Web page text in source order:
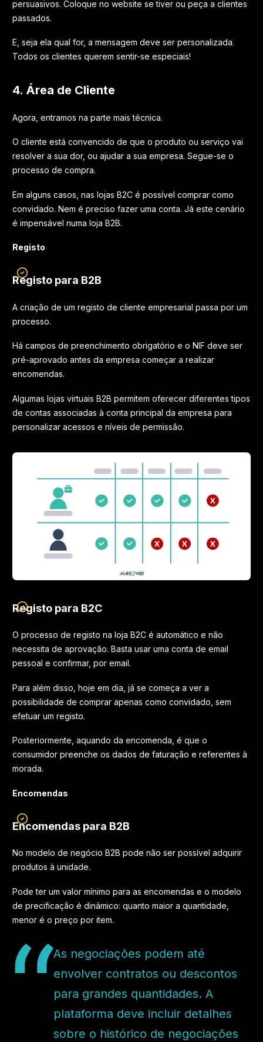
persuasivos. Coloque no website se tiver ou peça a clientes
passados.
E, seja ela qual for, a mensagem deve ser personalizada.
Todos os clientes querem sentir-se especiais!
4. Área de Cliente
Agora, entramos na parte mais técnica.
O cliente está convencido de que o produto ou serviço vai
resolver a sua dor, ou ajudar a sua empresa. Segue-se o
processo de compra.
Em alguns casos, nas lojas B2C é possível comprar como
convidado. Nem é preciso fazer uma conta. Já este cenário
é impensável numa loja B2B.
Registo
Registo para B2B
A criação de um registo de cliente empresarial passa por um
processo.
Há campos de preenchimento obrigatório e o NIF deve ser
pré-aprovado antes da empresa começar a realizar
encomendas.
Algumas lojas virtuais B2B permitem oferecer diferentes tipos
de contas associadas à conta principal da empresa para
personalizar acessos e níveis de permissão.
Registo para B2C
O processo de registo na loja B2C é automático e não
necessita de aprovação. Basta usar uma conta de email
pessoal e confirmar, por email.
Para além disso, hoje em dia, já se começa a ver a
possibilidade de comprar apenas como convidado, sem
efetuar um registo.
Posteriormente, aquando da encomenda, é que o
consumidor preenche os dados de faturação e referentes à
morada.
Encomendas
Encomendas para B2B
No modelo de negócio B2B pode não ser possível adquirir
produtos à unidade.
Pode ter um valor mínimo para as encomendas e o modelo
de precificação é dinâmico: quanto maior a quantidade,
menor é o preço por item.
As negociações podem até
envolver contratos ou descontos
para grandes quantidades. A
plataforma deve incluir detalhes
sobre o histórico de negociações